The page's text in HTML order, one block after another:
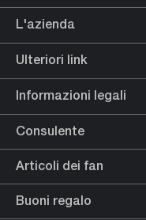
L'azienda
Ulteriori link
Informazioni legali
Consulente
Articoli dei fan
Buoni regalo